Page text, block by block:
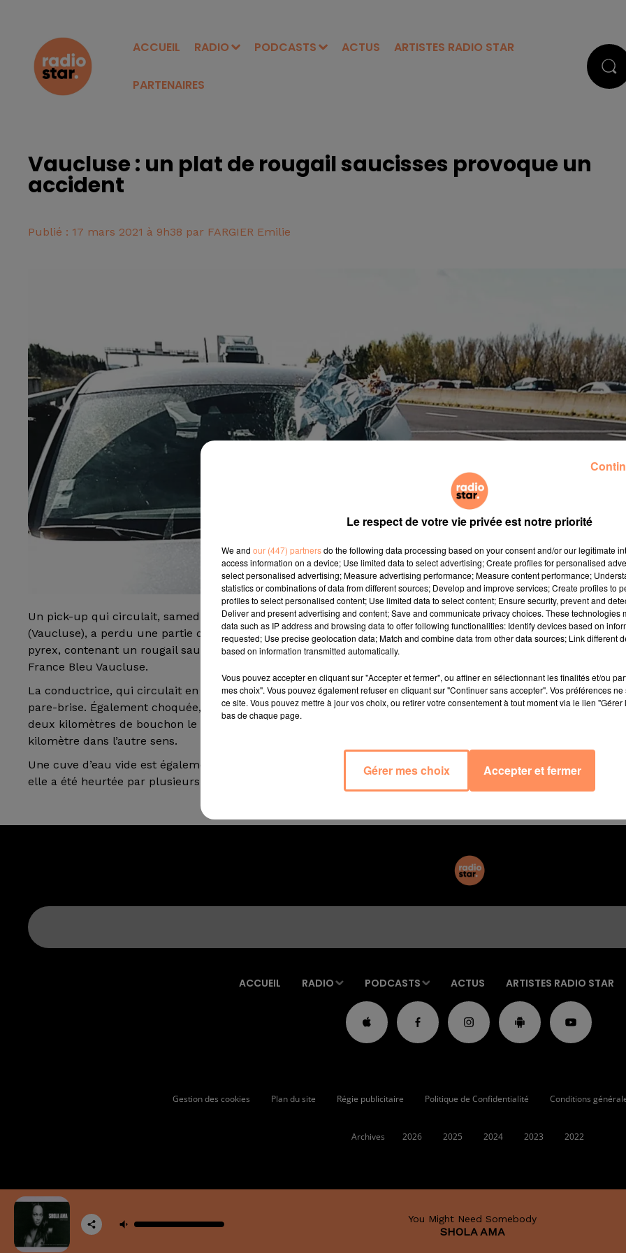
ACCUEIL RADIO PODCASTS ACTUS ARTISTES RADIO STAR
PARTENAIRES
Vaucluse : un plat de rougail saucisses provoque un
accident
Publié : 17 mars 2021 à 9h38 par FARGIER Emilie
Un pick-up qui circulait, samedi 13 mars, sur l’autoroute A7 dans le sens nord-sud à hauteur d’Orange
(Vaucluse), a perdu une partie de son chargement. Parmi les objets qui sont tombés du véhicule, un plat en
pyrex, contenant un rougail saucisse, est venu s’encastrer dans le pare-brise d’une automobiliste, rapporte
France Bleu Vaucluse.
La conductrice, qui circulait en sens inverse, a été légèrement blessée au poignet par les éclats de verre du
pare-brise. Également choquée, elle a été transportée à l’hôpital. L’accident a provoqué un ralentissement
deux kilomètres de bouchon le sens nord-sud. Les automobilistes ont été coincés dans un embouteillage d’un
kilomètre dans l’autre sens.
Une cuve d’eau vide est également tombée du pick-up, indiquent nos confrères. Projetée sur la voie d’en face,
elle a été heurtée par plusieurs voitures. Par chance, sans engendrer d’accident.
ACCUEIL RADIO PODCASTS ACTUS ARTISTES RADIO STAR
You Might Need Somebody
SHOLA AMA
Gestion des cookies Plan du site Régie publicitaire Politique de Confidentialité Conditions
Archives 2026 2025 2024 2023 2022
Le respect de votre vie privée est notre priorité
We and our (447) partnersdo the following data processing based on your consent and/or our legitimate
access information on a device; Use limited data to select advertising; Create profiles for personalised
select personalised advertising; Measure advertising performance; Measure content performance;
statistics or combinations of data from different sources; Develop and improve services; Create profiles to
profiles to select personalised content; Use limited data to select content; Ensure security, prevent and
Deliver and present advertising and content; Save and communicate privacy choices. These technologies
data such as IP address and browsing data to offer following functionalities: Identify devices based on
requested; Use precise geolocation data; Match and combine data from other data sources; Link different
based on information transmitted automatically.
Vous pouvez accepter en cliquant sur "Accepter et fermer", ou affiner en sélectionnant les finalités et/ou
mes choix". Vous pouvez également refuser en cliquant sur "Continuer sans accepter". Vos préférences
ce site. Vous pouvez mettre à jour vos choix, ou retirer votre consentement à tout moment via le lien
bas de chaque page.
Gérer mes choix Accepter et fermer